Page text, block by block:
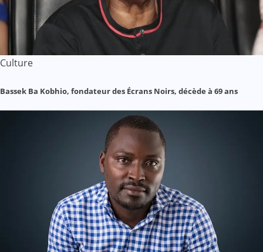
Culture
Bassek Ba Kobhio, fondateur des Écrans Noirs, décède à 69 ans